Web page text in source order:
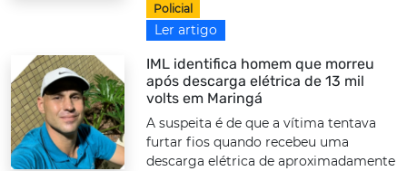
Policial
Ler artigo
IML identifica homem que morreu
após descarga elétrica de 13 mil
volts em Maringá
A suspeita é de que a vítima tentava
furtar fios quando recebeu uma
descarga elétrica de aproximadamente